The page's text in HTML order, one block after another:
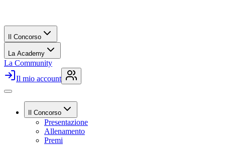
Il Concorso
La Academy
La Community
Il mio account
Il Concorso
Presentazione
Allenamento
Premi